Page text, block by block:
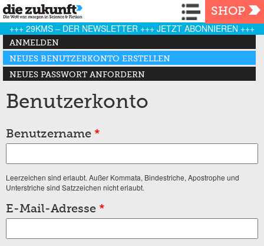
Navigation
SHOP
+++ 29KMS – DER NEWSLETTER +++ JETZT ABONNIEREN +++
Haupt-Reiter
ANMELDEN
NEUES BENUTZERKONTO ERSTELLEN
(AKTIVER REITER)
NEUES PASSWORT ANFORDERN
Benutzerkonto
Benutzername *
Leerzeichen sind erlaubt. Außer Kommata, Bindestriche, Apostrophe und
Unterstriche sind Satzzeichen nicht erlaubt.
E-Mail-Adresse *